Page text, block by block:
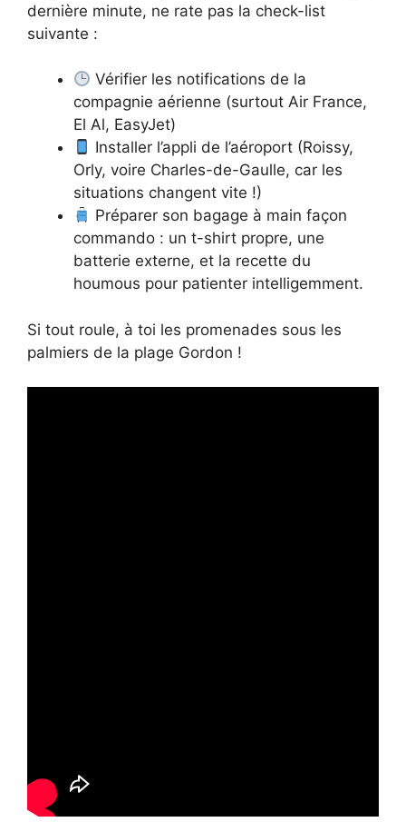
dernière minute, ne rate pas la check-list
suivante :
Vérifier les notifications de la
compagnie aérienne (surtout Air France,
El Al, EasyJet)
Installer l’appli de l’aéroport (Roissy,
Orly, voire Charles-de-Gaulle, car les
situations changent vite !)
Préparer son bagage à main façon
commando : un t-shirt propre, une
batterie externe, et la recette du
houmous pour patienter intelligemment.
Si tout roule, à toi les promenades sous les
palmiers de la plage Gordon !